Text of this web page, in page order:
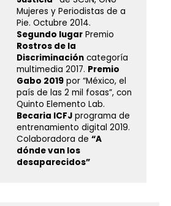
Mujeres y Periodistas de a
Pie. Octubre 2014.
Segundo lugarPremio
Rostros de la
Discriminacióncategoría
multimedia 2017. Premio
Gabo 2019por “México, el
país de las 2 mil fosas”, con
Quinto Elemento Lab.
Becaria ICFJprograma de
entrenamiento digital 2019.
Colaboradora de “A
dónde van los
desaparecidos”